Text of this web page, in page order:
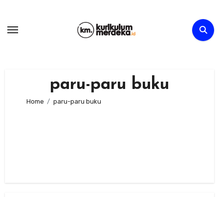
content
paru-paru buku
Home paru-paru buku